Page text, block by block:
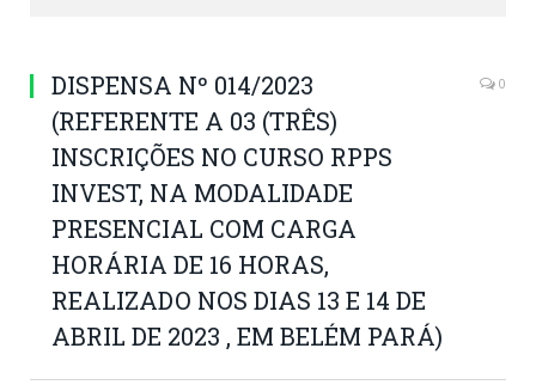
DISPENSA Nº 014/2023
(REFERENTE A 03 (TRÊS)
INSCRIÇÕES NO CURSO RPPS
INVEST, NA MODALIDADE
PRESENCIAL COM CARGA
HORÁRIA DE 16 HORAS,
REALIZADO NOS DIAS 13 E 14 DE
ABRIL DE 2023 , EM BELÉM PARÁ)
0